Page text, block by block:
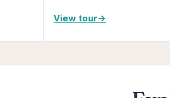
View tour→